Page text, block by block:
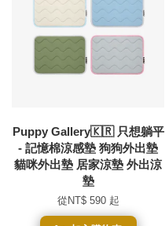
Puppy Gallery🇰🇷 只想躺平
- 記憶棉涼感墊 狗狗外出墊
貓咪外出墊 居家涼墊 外出涼
墊
從 NT$ 590 起